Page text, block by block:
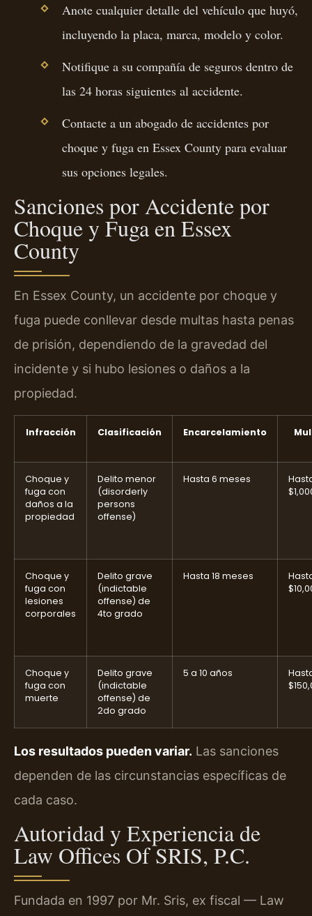
Anote cualquier detalle del vehículo que huyó,
incluyendo la placa, marca, modelo y color.
Notifique a su compañía de seguros dentro de
las 24 horas siguientes al accidente.
Contacte a un abogado de accidentes por
choque y fuga en Essex County para evaluar
sus opciones legales.
Sanciones por Accidente por
Choque y Fuga en Essex
County
En Essex County, un accidente por choque y
fuga puede conllevar desde multas hasta penas
de prisión, dependiendo de la gravedad del
incidente y si hubo lesiones o daños a la
propiedad.
Infracción Clasificación Encarcelamiento
Choque y
fuga con
daños a la
propiedad
Delito menor
(disorderly
persons
offense)
Hasta 6 meses
Choque y
fuga con
lesiones
corporales
Delito grave
(indictable
offense) de
4to grado
Hasta 18 meses
Choque y
fuga con
muerte
Delito grave
(indictable
offense) de
2do grado
5 a 10 años
Los resultados pueden variar. Las sanciones
dependen de las circunstancias específicas de
cada caso.
Autoridad y Experiencia de
Law Offices Of SRIS, P.C.
Fundada en 1997 por Mr. Sris, ex fiscal — Law